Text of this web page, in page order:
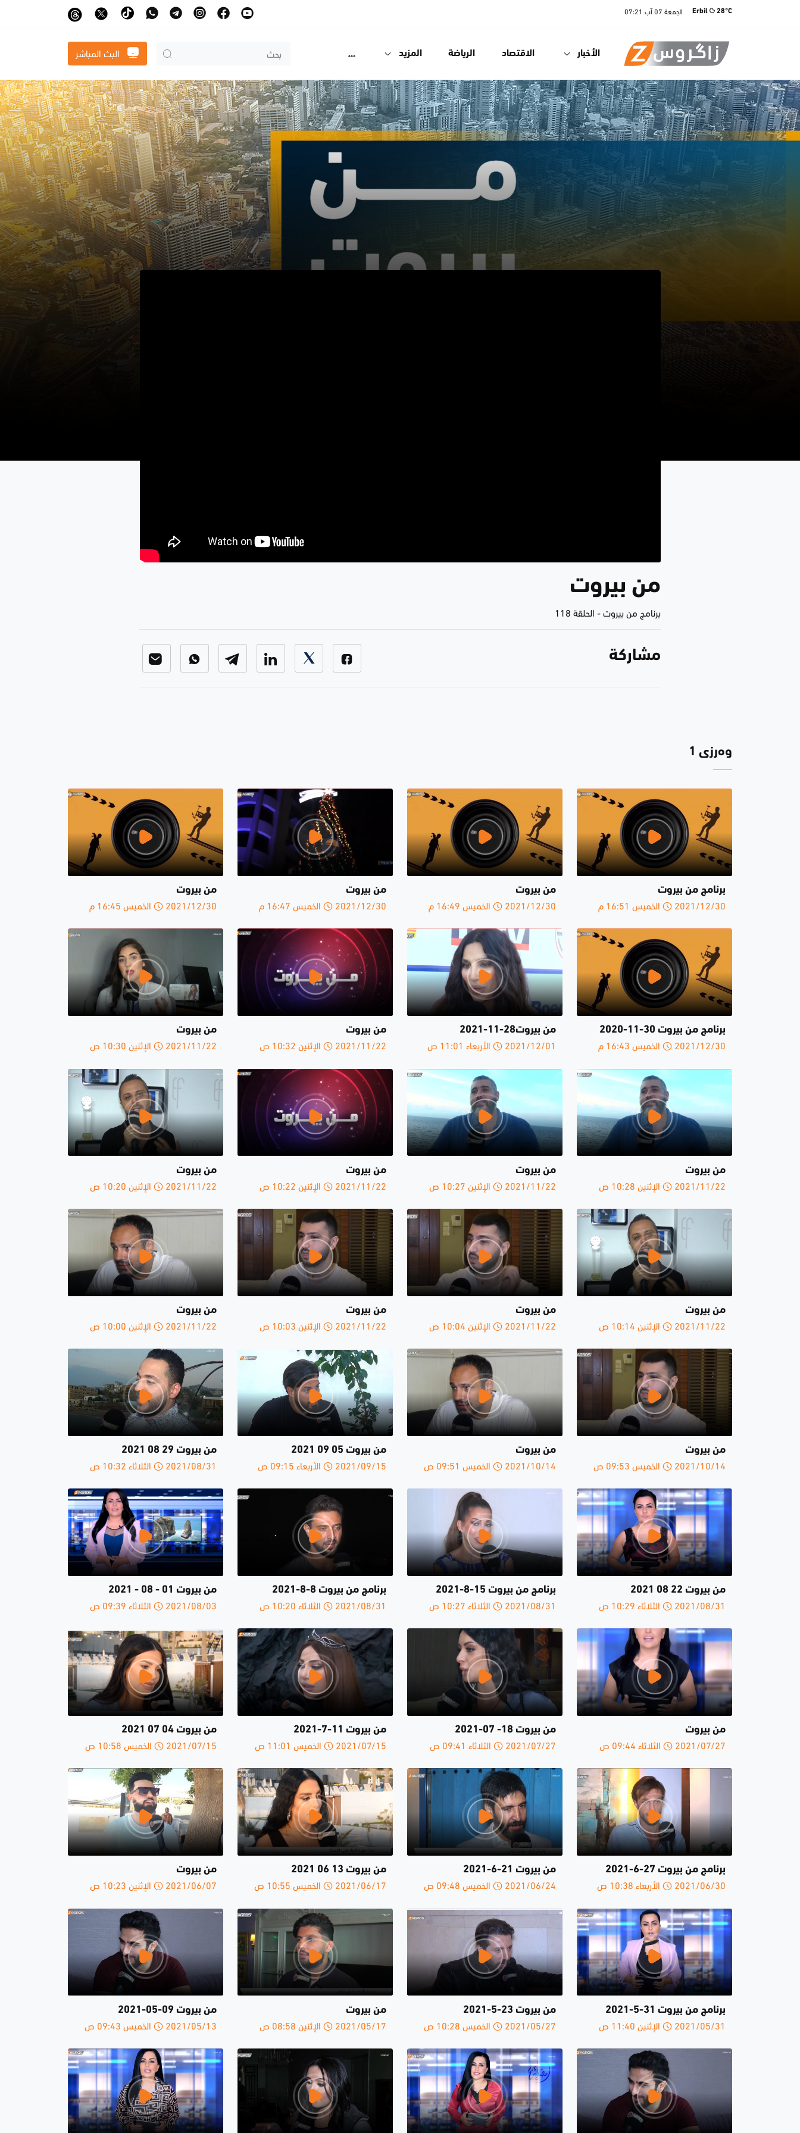
Erbil 28°C الجمعة 07 آب 07:21
الأخبار الاقتصاد الرياضة المزيد البث المباشر
من بيروت
برنامج من بيروت- الحلقة 118
مشاركة
وەرزی 1
برنامج من بيروت
2021/12/30 الخميس 16:51 م
من بيروت
2021/12/30 الخميس 16:49 م
من بيروت
2021/12/30 الخميس 16:47 م
من بيروت
2021/12/30 الخميس 16:45 م
برنامج من بيروت 30-11-2020
2021/12/30 الخميس 16:43 م
من بيروت28-11-2021
2021/12/01 الأربعاء 11:01 ص
من بيروت
2021/11/22 الإثنين 10:32 ص
من بيروت
2021/11/22 الإثنين 10:30 ص
من بيروت
2021/11/22 الإثنين 10:28 ص
من بيروت
2021/11/22 الإثنين 10:27 ص
من بيروت
2021/11/22 الإثنين 10:22 ص
من بيروت
2021/11/22 الإثنين 10:20 ص
من بيروت
2021/11/22 الإثنين 10:14 ص
من بيروت
2021/11/22 الإثنين 10:04 ص
من بيروت
2021/11/22 الإثنين 10:03 ص
من بيروت
2021/11/22 الإثنين 10:00 ص
من بيروت
2021/10/14 الخميس 09:53 ص
من بيروت
2021/10/14 الخميس 09:51 ص
من بيروت 05 09 2021
2021/09/15 الأربعاء 09:15 ص
من بيروت 29 08 2021
2021/08/31 الثلاثاء 10:32 ص
من بيروت 22 08 2021
2021/08/31 الثلاثاء 10:29 ص
برنامج من بيروت 15-8-2021
2021/08/31 الثلاثاء 10:27 ص
برنامج من بيروت 8-8-2021
2021/08/31 الثلاثاء 10:20 ص
من بيروت 01 - 08 - 2021
2021/08/03 الثلاثاء 09:39 ص
من بيروت
2021/07/27 الثلاثاء 09:44 ص
من بيروت 18- 07-2021
2021/07/27 الثلاثاء 09:41 ص
من بيروت 11-7-2021
2021/07/15 الخميس 11:01 ص
من بيروت 04 07 2021
2021/07/15 الخميس 10:58 ص
برنامج من بيروت 27-6-2021
2021/06/30 الأربعاء 10:38 ص
من بيروت 21-6-2021
2021/06/24 الخميس 09:48 ص
من بيروت 13 06 2021
2021/06/17 الخميس 10:55 ص
من بيروت
2021/06/07 الإثنين 10:23 ص
برنامج من بيروت 31-5-2021
2021/05/31 الإثنين 11:40 ص
من بيروت 23-5-2021
2021/05/27 الخميس 10:28 ص
من بيروت
2021/05/17 الإثنين 08:58 ص
من بيروت 09-05-2021
2021/05/13 الخميس 09:43 ص